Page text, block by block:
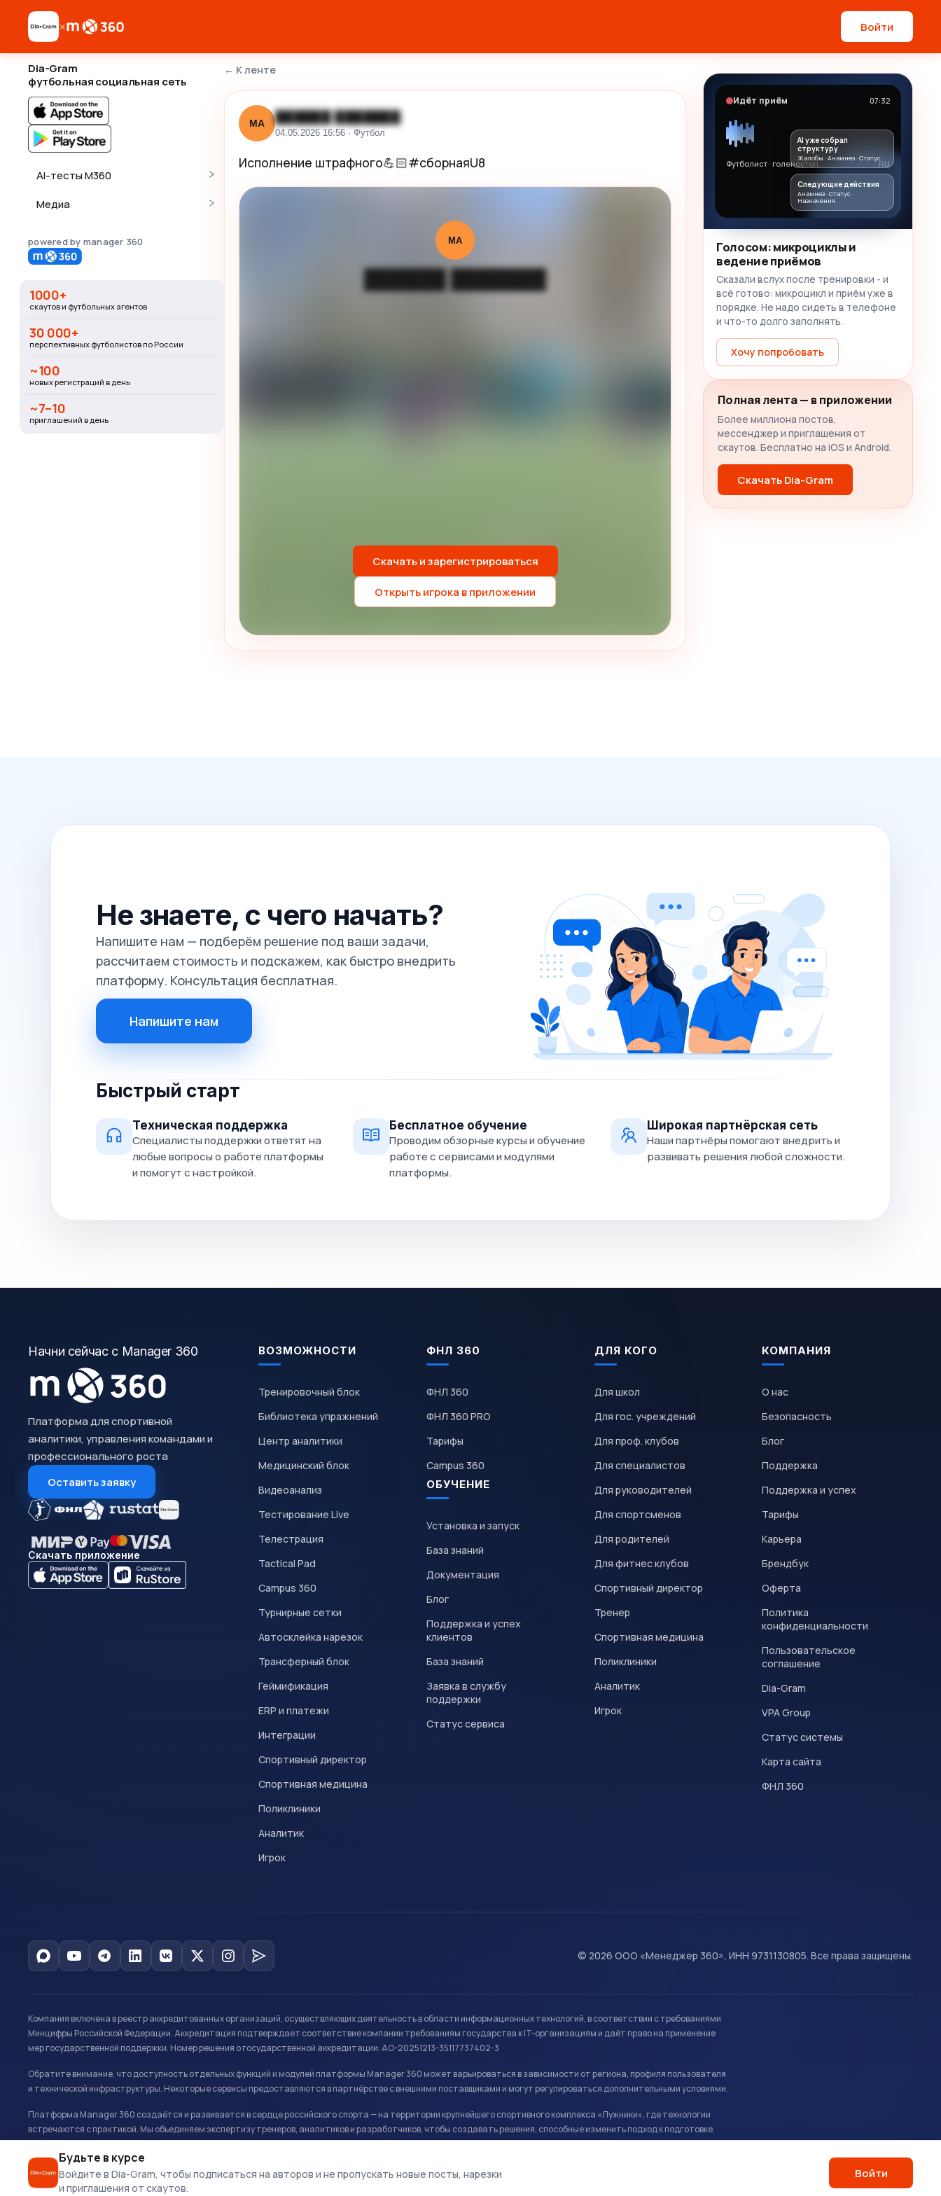
× Войти
Dia-Gram
футбольная социальная сеть
AI-тесты M360
Медиа
powered by manager 360
1000+
скаутов и футбольных агентов
30 000+
перспективных футболистов по России
~100
новых регистраций в день
~7–10
приглашений в день
← К ленте
МА ██████ ███████
04.05.2026 16:56 · Футбол
Исполнение штрафного💪🏻#сборнаяU8
МА
██████ ███████
Скачать и зарегистрироваться
Открыть игрока в приложении
Идёт приём 07:32
Футболист · голеностоп RU
AI уже собрал
структуру
Жалобы · Анамнез · Статус
Следующие действия
Анамнез · Статус ·
Назначения
Голосом: микроциклы и
ведение приёмов
Сказали вслух после тренировки - и
всё готово: микроцикл и приём уже в
порядке. Не надо сидеть в телефоне
и что-то долго заполнять.
Хочу попробовать
Полная лента — в приложении
Более миллиона постов,
мессенджер и приглашения от
скаутов. Бесплатно на iOS и Android.
Скачать Dia-Gram
Будьте в курсе
Войдите в Dia-Gram, чтобы подписаться на авторов и не пропускать новые посты, нарезки
и приглашения от скаутов.
Войти
Не знаете, с чего начать?
Напишите нам — подберём решение под ваши задачи,
рассчитаем стоимость и подскажем, как быстро внедрить
платформу. Консультация бесплатная.
Напишите нам
Быстрый старт
Техническая поддержка
Специалисты поддержки ответят на
любые вопросы о работе платформы
и помогут с настройкой.
Бесплатное обучение
Проводим обзорные курсы и обучение
работе с сервисами и модулями
платформы.
Широкая партнёрская сеть
Наши партнёры помогают внедрить и
развивать решения любой сложности.
Начни сейчас с Manager 360
Платформа для спортивной
аналитики, управления командами и
профессионального роста
Оставить заявку
Скачать приложение
ВОЗМОЖНОСТИ
Тренировочный блок
Библиотека упражнений
Центр аналитики
Медицинский блок
Видеоанализ
Тестирование Live
Телестрация
Tactical Pad
Campus 360
Турнирные сетки
Автосклейка нарезок
Трансферный блок
Геймификация
ERP и платежи
Интеграции
Спортивный директор
Спортивная медицина
Поликлиники
Аналитик
Игрок
ФНЛ 360
ФНЛ 360
ФНЛ 360 PRO
Тарифы
Campus 360
ОБУЧЕНИЕ
Установка и запуск
База знаний
Документация
Блог
Поддержка и успех
клиентов
База знаний
Заявка в службу
поддержки
Статус сервиса
ДЛЯ КОГО
Для школ
Для гос. учреждений
Для проф. клубов
Для специалистов
Для руководителей
Для спортсменов
Для родителей
Для фитнес клубов
Спортивный директор
Тренер
Спортивная медицина
Поликлиники
Аналитик
Игрок
КОМПАНИЯ
О нас
Безопасность
Блог
Поддержка
Поддержка и успех
Тарифы
Карьера
Брендбук
Оферта
Политика
конфиденциальности
Пользовательское
соглашение
Dia-Gram
VPA Group
Статус системы
Карта сайта
ФНЛ 360
© 2026 ООО «Менеджер 360», ИНН 9731130805. Все права защищены.
Компания включена в реестр аккредитованных организаций, осуществляющих деятельность в области информационных технологий, в соответствии с требованиями
Минцифры Российской Федерации. Аккредитация подтверждает соответствие компании требованиям государства к IT-организациям и даёт право на применение
мер государственной поддержки. Номер решения о государственной аккредитации: АО-20251213-35117737402-3
Обратите внимание, что доступность отдельных функций и модулей платформы Manager 360 может варьироваться в зависимости от региона, профиля пользователя
и технической инфраструктуры. Некоторые сервисы предоставляются в партнёрстве с внешними поставщиками и могут регулироваться дополнительными условиями.
Платформа Manager 360 создаётся и развивается в сердце российского спорта — на территории крупнейшего спортивного комплекса «Лужники», где технологии
встречаются с практикой. Мы объединяем экспертизу тренеров, аналитиков и разработчиков, чтобы создавать решения, способные изменить подход к подготовке,
развитию и управлению в спорте.
Офис: г. Москва, Олимпийский комплекс «Лужники», Большая спортивная арена, ул. Лужники 24с1.